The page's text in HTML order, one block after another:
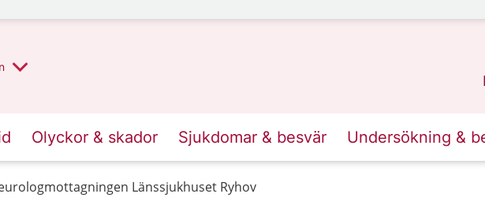
Olyckor & skador Sjukdomar & besvär Undersökning &
Länssjukhuset Ryhov